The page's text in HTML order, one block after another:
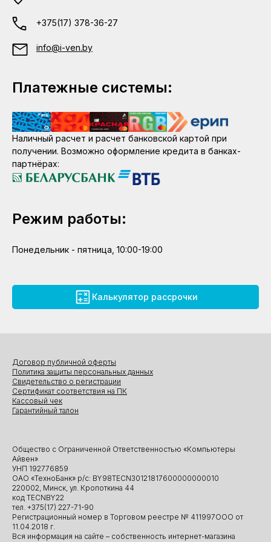
+375(17) 378-36-27
info@i-ven.by
Платежные системы:
Наличный расчет и расчет банковской картой при
получении. Возможно оформление кредита в банках-
партнёрах:
Режим работы:
Понедельник - пятница, 10:00-19:00
Калькулятор рассрочки
Общество с Ограниченной Ответственностью «Компьютеры
Айвен»
УНП 192776859
ОАО «ТехноБанк» р/с: BY98TECN30121817600000000010
220002, Минск, ул. Кропоткина 44
код TECNBY22
тел. +375(17) 227-71-90
Регистрационный номер в Торговом реестре № 411997ООО от
11.04.2018 г.
Вся информация на сайте – собственность интернет-магазина
Договор публичной оферты
Политика защиты персональных данных
Свидетельство о регистрации
Сертификат соответствия на ПК
Кассовый чек
Гарантийный талон